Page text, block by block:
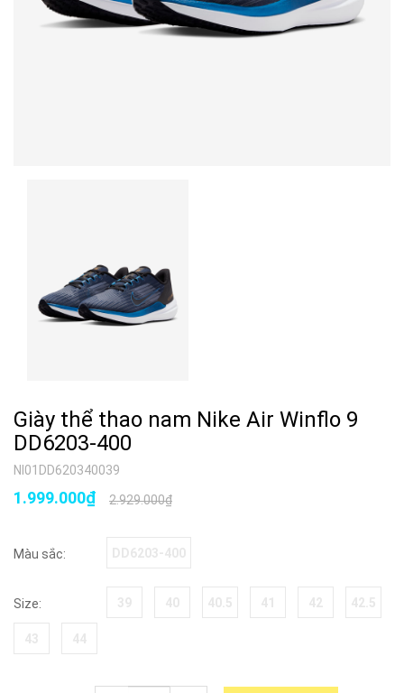
Giày thể thao nam Nike Air Winflo 9
DD6203-400
NI01DD620340039
2.929.000₫
1.999.000₫
Màu sắc:
Size: